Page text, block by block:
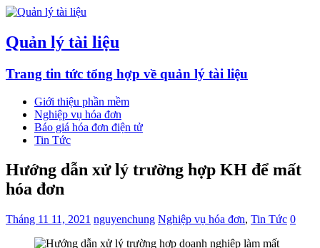
Quản lý tài liệu
Trang tin tức tổng hợp về quản lý tài liệu
Giới thiệu phần mềm
Nghiệp vụ hóa đơn
Báo giá hóa đơn điện tử
Tin Tức
Hướng dẫn xử lý trường hợp KH để mất
hóa đơn
Tháng 11 11, 2021 nguyenchung Nghiệp vụ hóa đơn, Tin Tức 0